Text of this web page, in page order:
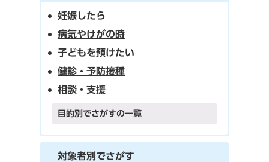
妊娠したら
病気やけがの時
子どもを預けたい
健診・予防接種
相談・支援
目的別でさがすの一覧
対象者別でさがす